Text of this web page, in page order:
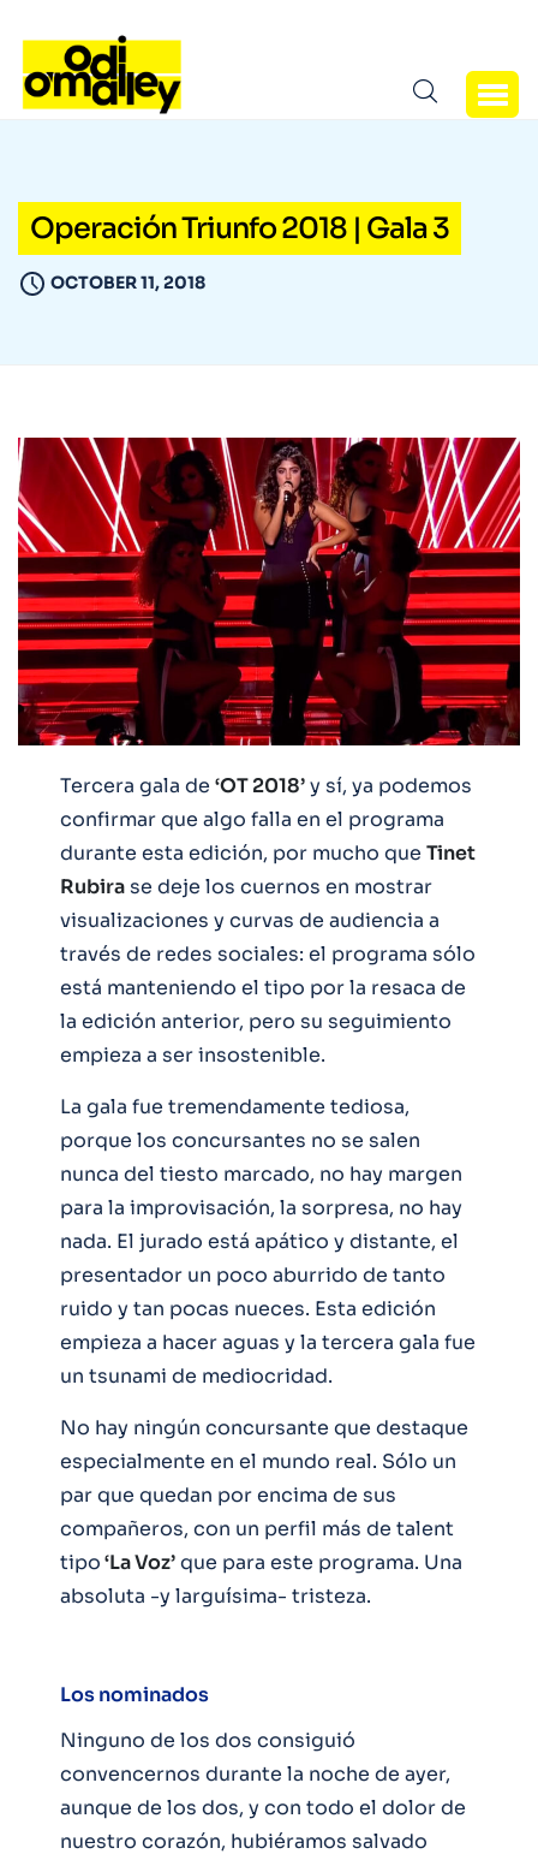
Operación Triunfo 2018 | Gala 3
OCTOBER 11, 2018
Tercera gala de ‘OT 2018’y sí, ya podemos
confirmar que algo falla en el programa
durante esta edición, por mucho que Tinet
Rubirase deje los cuernos en mostrar
visualizaciones y curvas de audiencia a
través de redes sociales: el programa sólo
está manteniendo el tipo por la resaca de
la edición anterior, pero su seguimiento
empieza a ser insostenible.
La gala fue tremendamente tediosa,
porque los concursantes no se salen
nunca del tiesto marcado, no hay margen
para la improvisación, la sorpresa, no hay
nada. El jurado está apático y distante, el
presentador un poco aburrido de tanto
ruido y tan pocas nueces. Esta edición
empieza a hacer aguas y la tercera gala fue
un tsunami de mediocridad.
No hay ningún concursante que destaque
especialmente en el mundo real. Sólo un
par que quedan por encima de sus
compañeros, con un perfil más de talent
tipo‘La Voz’que para este programa. Una
absoluta -y larguísima- tristeza.
Los nominados
Ninguno de los dos consiguió
convencernos durante la noche de ayer,
aunque de los dos, y con todo el dolor de
nuestro corazón, hubiéramos salvado